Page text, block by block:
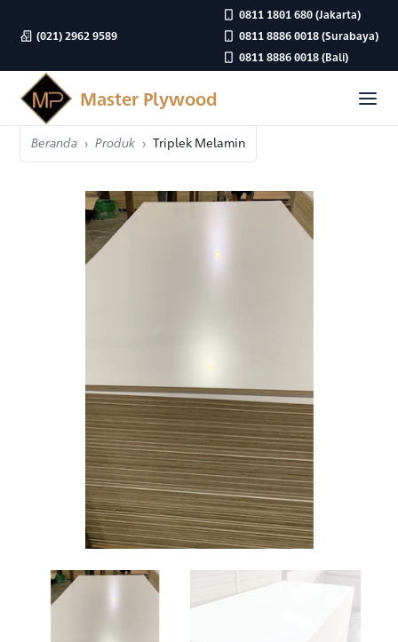
(021) 2962 9589
0811 1801 680(Jakarta)
0811 8886 0018(Surabaya)
0811 8886 0018(Bali)
Master Plywood
Beranda Produk Triplek Melamin